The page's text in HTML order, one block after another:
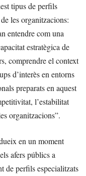
tipus de perfils
les organitzacions:
entendre com una
estratègica de
comprendre el context
d’interès en entorns
preparats en aquest
l’estabilitat
organitzacions”.
en un moment
afers públics a
de perfils especialitzats